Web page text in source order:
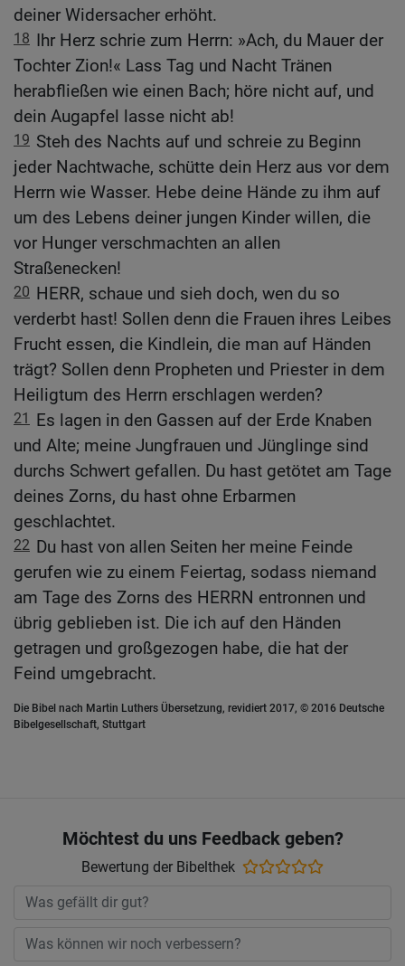
deiner Widersacher erhöht.
18 Ihr Herz schrie zum Herrn: »Ach, du Mauer der
Tochter Zion!« Lass Tag und Nacht Tränen
herabfließen wie einen Bach; höre nicht auf, und
dein Augapfel lasse nicht ab!
19 Steh des Nachts auf und schreie zu Beginn
jeder Nachtwache, schütte dein Herz aus vor dem
Herrn wie Wasser. Hebe deine Hände zu ihm auf
um des Lebens deiner jungen Kinder willen, die
vor Hunger verschmachten an allen
Straßenecken!
20 HERR, schaue und sieh doch, wen du so
verderbt hast! Sollen denn die Frauen ihres Leibes
Frucht essen, die Kindlein, die man auf Händen
trägt? Sollen denn Propheten und Priester in dem
Heiligtum des Herrn erschlagen werden?
21
Es lagen in den Gassen auf der Erde Knaben
und Alte; meine Jungfrauen und Jünglinge sind
durchs Schwert gefallen. Du hast getötet am Tage
deines Zorns, du hast ohne Erbarmen
geschlachtet.
22 Du hast von allen Seiten her meine Feinde
gerufen wie zu einem Feiertag, sodass niemand
am Tage des Zorns des HERRN entronnen und
übrig geblieben ist. Die ich auf den Händen
getragen und großgezogen habe, die hat der
Feind umgebracht.
Die Bibel nach Martin Luthers Übersetzung, revidiert 2017, © 2016 Deutsche
Bibelgesellschaft, Stuttgart
Möchtest du uns Feedback geben?
Bewertung der Bibelthek